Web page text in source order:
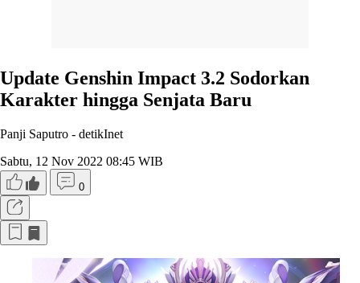
Update Genshin Impact 3.2 Sodorkan
Karakter hingga Senjata Baru
Panji Saputro - detikInet
Sabtu, 12 Nov 2022 08:45 WIB
0